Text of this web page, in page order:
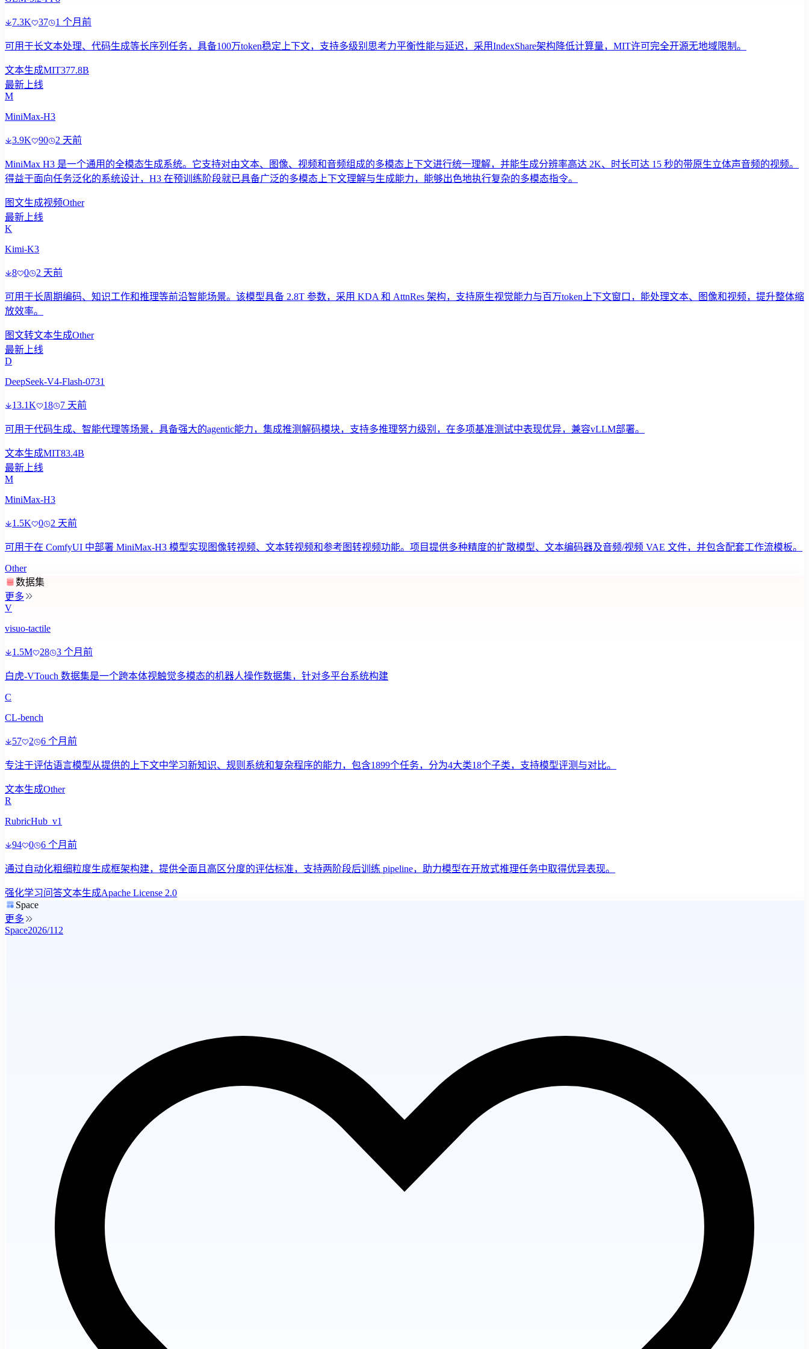
7.3K 37 1 个月前
可用于长文本处理、代码生成等长序列任务，具备100万token稳定上下文，支持多级别思考力平衡性能与延迟，采用IndexShare架构降低计算量，MIT许可完全开源无地域限制。
文本生成MIT377.8B
最新上线
M
MiniMax-H3
3.9K 90 2 天前
MiniMax H3 是一个通用的全模态生成系统。它支持对由文本、图像、视频和音频组成的多模态上下文进行统一理解，并能生成分辨率高达 2K、时长可达 15 秒的带原生立体声音频的视频。
得益于面向任务泛化的系统设计，H3 在预训练阶段就已具备广泛的多模态上下文理解与生成能力，能够出色地执行复杂的多模态指令。
图文生成视频Other
最新上线
K
Kimi-K3
8 0 2 天前
可用于长周期编码、知识工作和推理等前沿智能场景。该模型具备 2.8T 参数，采用 KDA 和 AttnRes 架构，支持原生视觉能力与百万token上下文窗口，能处理文本、图像和视频，提升整体缩
放效率。
图文转文本生成Other
最新上线
D
DeepSeek-V4-Flash-0731
13.1K 18 7 天前
可用于代码生成、智能代理等场景，具备强大的agentic能力，集成推测解码模块，支持多推理努力级别，在多项基准测试中表现优异，兼容vLLM部署。
文本生成MIT83.4B
最新上线
M
MiniMax-H3
1.5K 0 2 天前
可用于在 ComfyUI 中部署 MiniMax-H3 模型实现图像转视频、文本转视频和参考图转视频功能。项目提供多种精度的扩散模型、文本编码器及音频/视频 VAE 文件，并包含配套工作流模板。
Other
数据集
更多
V
visuo-tactile
1.5M 28 3 个月前
白虎-VTouch 数据集是一个跨本体视触觉多模态的机器人操作数据集，针对多平台系统构建
C
CL-bench
57 2 6 个月前
专注于评估语言模型从提供的上下文中学习新知识、规则系统和复杂程序的能力，包含1899个任务，分为4大类18个子类，支持模型评测与对比。
文本生成Other
R
RubricHub_v1
94 0 6 个月前
通过自动化粗细粒度生成框架构建，提供全面且高区分度的评估标准，支持两阶段后训练 pipeline，助力模型在开放式推理任务中取得优异表现。
强化学习问答文本生成Apache License 2.0
Space
更多
Space2026/112